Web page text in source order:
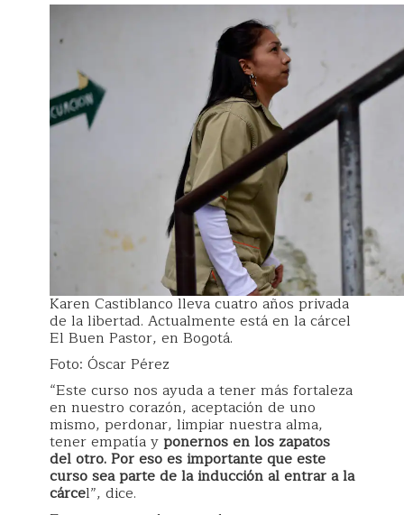
Karen Castiblanco lleva cuatro años privada
de la libertad. Actualmente está en la cárcel
El Buen Pastor, en Bogotá.
Foto: Óscar Pérez
“Este curso nos ayuda a tener más fortaleza
en nuestro corazón, aceptación de uno
mismo, perdonar, limpiar nuestra alma,
tener empatía yponernos en los zapatos
del otro. Por eso es importante que este
curso sea parte de la inducción al entrar a la
cárcel”, dice.